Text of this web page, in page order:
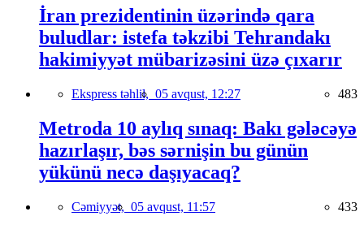
İran prezidentinin üzərində qara
buludlar: istefa təkzibi Tehrandakı
hakimiyyət mübarizəsini üzə çıxarır
Ekspress təhlil, 05 avqust, 12:27 483
Metroda 10 aylıq sınaq: Bakı gələcəyə
hazırlaşır, bəs sərnişin bu günün
yükünü necə daşıyacaq?
Cəmiyyət, 05 avqust, 11:57 433